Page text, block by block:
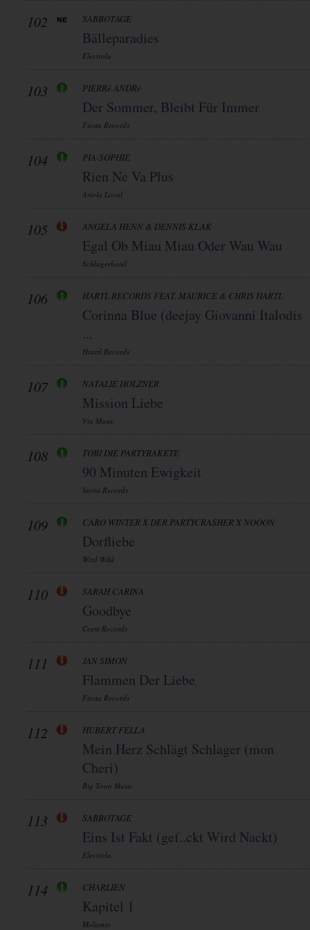
102 SABBOTAGE
Bälleparadies
Electrola
103 PIERRé ANDRé
Der Sommer, Bleibt Für Immer
Fiesta Records
104 PIA-SOPHIE
Rien Ne Va Plus
Ariola Local
105 ANGELA HENN & DENNIS KLAK
Egal Ob Miau Miau Oder Wau Wau
Schlagerhotel
106 HARTL RECORDS FEAT. MAURICE & CHRIS HARTL
Corinna Blue (deejay Giovanni Italodis
...
Hrartl Records
107 NATALIE HOLZNER
Mission Liebe
Via Music
108 TOBI DIE PARTYRAKETE
90 Minuten Ewigkeit
Steini Records
109 CARO WINTER X DER PARTYCRASHER X NOOON
Dorfliebe
Wird Wild
110 SARAH CARINA
Goodbye
Ceem Records
111 JAN SIMON
Flammen Der Liebe
Fiesta Records
112 HUBERT FELLA
Mein Herz Schlägt Schlager (mon
Cheri)
Big Town Music
113 SABBOTAGE
Eins Ist Fakt (gef..ckt Wird Nackt)
Electrola
114 CHARLIEN
Kapitel 1
Molamio